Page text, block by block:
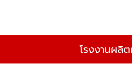
โรงงานผลิ